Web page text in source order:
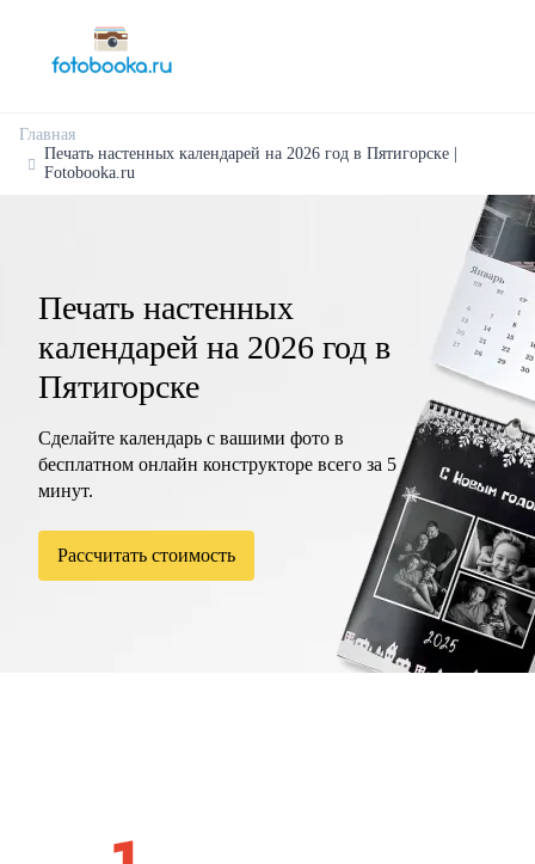
Главная
Печать настенных календарей на 2026 год в Пятигорске |
Fotobooka.ru
Печать настенных
календарей на 2026 год в
Пятигорске
Сделайте календарь с вашими фото в
бесплатном онлайн конструкторе всего за 5
минут.
Рассчитать стоимость